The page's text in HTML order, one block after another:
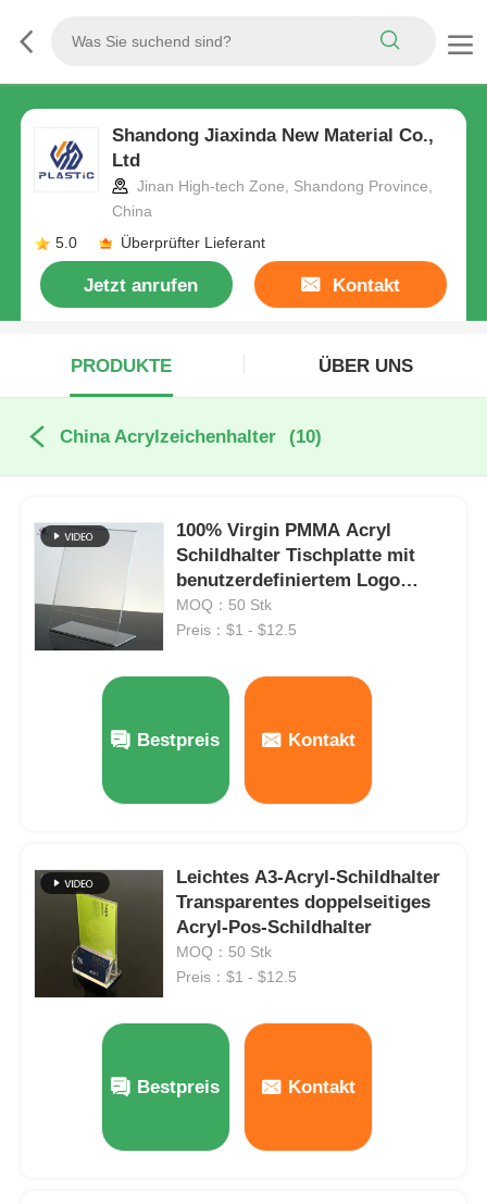
Shandong Jiaxinda New Material Co.,
Ltd
Jinan High-tech Zone, Shandong Province,
China
5.0
Überprüfter Lieferant
Jetzt anrufen Kontakt
PRODUKTE ÜBER UNS
China Acrylzeichenhalter (10)
100% Virgin PMMA Acryl
Schildhalter Tischplatte mit
benutzerdefiniertem Logo
Moderner Stil
MOQ：50 Stk
Preis：$1 - $12.5
Bestpreis Kontakt
Leichtes A3-Acryl-Schildhalter
Transparentes doppelseitiges
Acryl-Pos-Schildhalter
MOQ：50 Stk
Preis：$1 - $12.5
Bestpreis Kontakt